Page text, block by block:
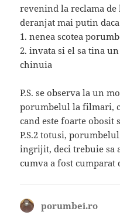
revenind la reclama de
deranjat mai putin
1. nenea scotea
2. invata si el sa tina
chinuia
P.S. se observa la un
porumbelul la filmari,
cand este foarte obosit
P.S.2 totusi,
ingrijit, deci trebuie sa
cumva a fost cumparat
porumbei.ro